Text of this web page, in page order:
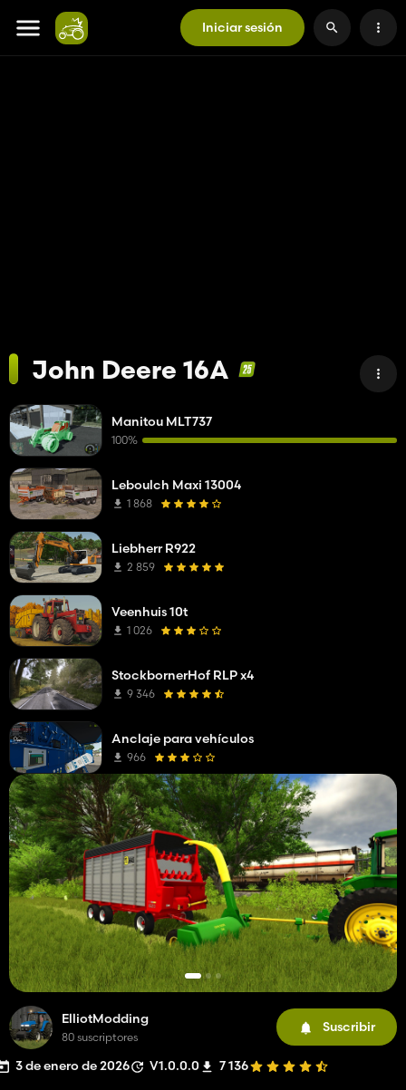
Iniciar sesión
John Deere 16A
ElliotModding
80 suscriptores
Suscribir
3 de enero de 2026 V1.0.0.0 7 136
Manitou MLT737
100%
Leboulch Maxi 13004
1 868
Liebherr R922
2 859
Veenhuis 10t
1 026
StockbornerHof RLP x4
9 346
Anclaje para vehículos
966